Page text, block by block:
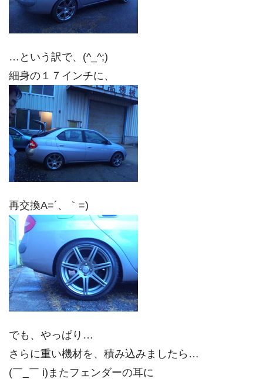
…という訳で、(^_^;)
細身の１７インチに、
再交換A=´、｀=)ゞ
でも、やっぱり…
さらに重い機材を、積み込みましたら…
(￣_￣ i)またフェンダーの耳に